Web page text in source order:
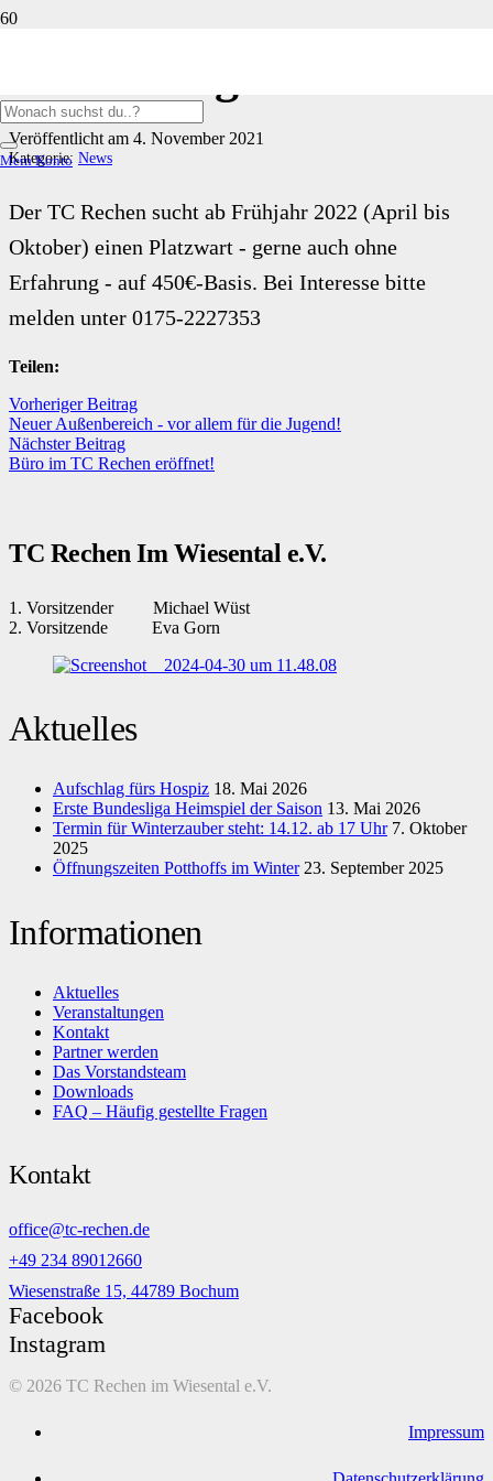
Mein Konto
Veröffentlicht am 4. November 2021
Kategorie: News
Der TC Rechen sucht ab Frühjahr 2022 (April bis
Oktober) einen Platzwart - gerne auch ohne
Erfahrung - auf 450€-Basis. Bei Interesse bitte
melden unter 0175-2227353
Teilen:
Vorheriger Beitrag
Neuer Außenbereich - vor allem für die Jugend!
Nächster Beitrag
Büro im TC Rechen eröffnet!
TC Rechen Im Wiesental e.V.
1. Vorsitzender Michael Wüst
2. Vorsitzende Eva Gorn
Aktuelles
Aufschlag fürs Hospiz 18. Mai 2026
Erste Bundesliga Heimspiel der Saison 13. Mai 2026
Termin für Winterzauber steht: 14.12. ab 17 Uhr 7. Oktober
2025
Öffnungszeiten Potthoffs im Winter 23. September 2025
Informationen
Aktuelles
Veranstaltungen
Kontakt
Partner werden
Das Vorstandsteam
Downloads
FAQ – Häufig gestellte Fragen
Kontakt
office@tc-rechen.de
+49 234 89012660
Wiesenstraße 15, 44789 Bochum
Facebook
Instagram
© 2026 TC Rechen im Wiesental e.V.
Impressum